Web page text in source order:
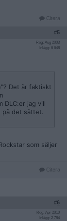
Citera
#5
Reg: Aug 2003
Inlägg: 6 648
Det är faktiskt
DLC:er jag vill
på det sättet.
som säljer
Citera
#6
Reg: Apr 2010
Inlägg: 2 784